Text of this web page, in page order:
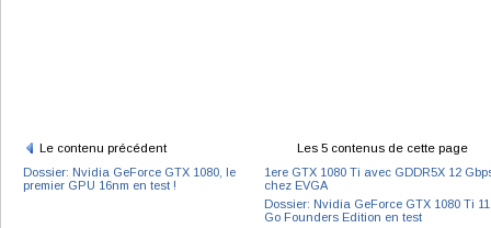
Le contenu précédent
Dossier: Nvidia GeForce GTX 1080, le
premier GPU 16nm en test !
Les 5 contenus de cette page
1ere GTX 1080 Ti avec GDDR5X 12
chez EVGA
Dossier: Nvidia GeForce GTX 1080 Ti 11
Go Founders Edition en test